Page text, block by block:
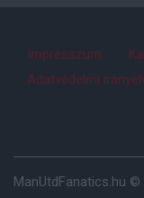
Impresszum
Adatvédelmi
ManUtdFanatics.hu ©